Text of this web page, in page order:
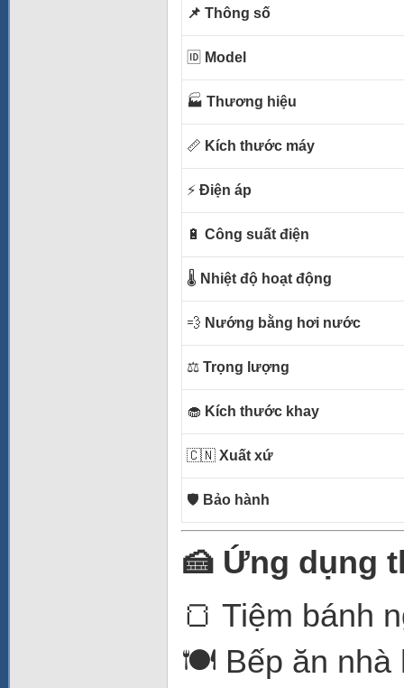
📌 Thông số
🆔 Model
🏭 Thương hiệu
📏 Kích thước máy
⚡ Điện áp
🔋 Công suất điện
🌡️ Nhiệt độ hoạt động
💨 Nướng bằng hơi nước
⚖️ Trọng lượng
🧁 Kích thước khay
🇨🇳 Xuất xứ
🛡️ Bảo hành
🍰 Ứng dụng
🍞 Tiệm bánh
🍽️ Bếp ăn nhà